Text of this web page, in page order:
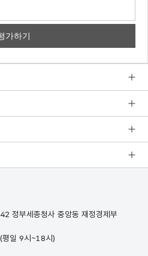
정부세종청사 중앙동 재정경제부
(평일 9시~18시)